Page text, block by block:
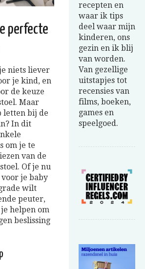
perfecte
niets liever
je kind, en
de keuze
Maar
letten bij de
? In dit
om je te
van de
Of je nu
voor je baby
wilt
peuter,
helpen om
beslissing
recepten en
waar ik tips
deel waar mijn
kinderen, ons
gezin en ik blij
van worden.
Van gezellige
uitstapjes tot
recensies van
films, boeken,
games en
speelgoed.